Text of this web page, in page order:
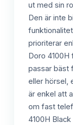
ut med sin
Den är inte
prioriterar
Doro
passar bäst
eller hörsel,
är enkel att
om fast
4100H